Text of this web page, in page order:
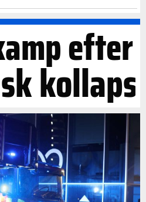
efter
kollaps